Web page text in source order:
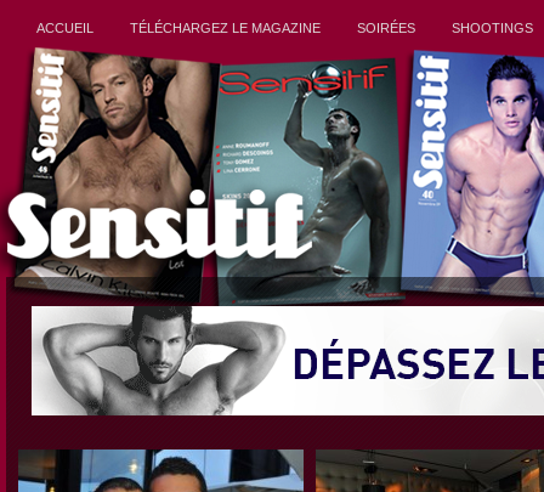
ACCUEIL TÉLÉCHARGEZ LE MAGAZINE SOIRÉES SHOOTINGS